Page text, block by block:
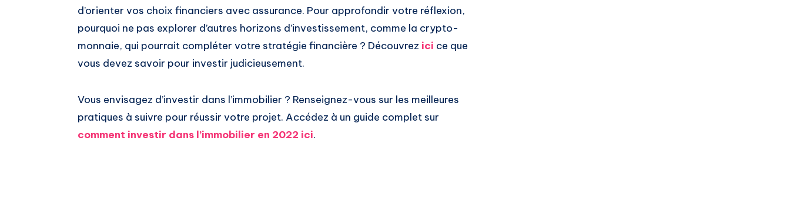
d’orienter vos choix financiers avec assurance. Pour approfondir votre réflexion,
pourquoi ne pas explorer d’autres horizons d’investissement, comme la crypto-
monnaie, qui pourrait compléter votre stratégie financière ? Découvrez ici ce que
vous devez savoir pour investir judicieusement.
Vous envisagez d’investir dans l’immobilier ? Renseignez-vous sur les meilleures
pratiques à suivre pour réussir votre projet. Accédez à un guide complet sur
comment investir dans l’immobilier en 2022 ici.